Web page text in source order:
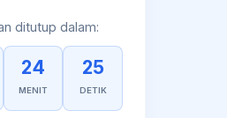
ditutup dalam:
24
MENIT
25
DETIK